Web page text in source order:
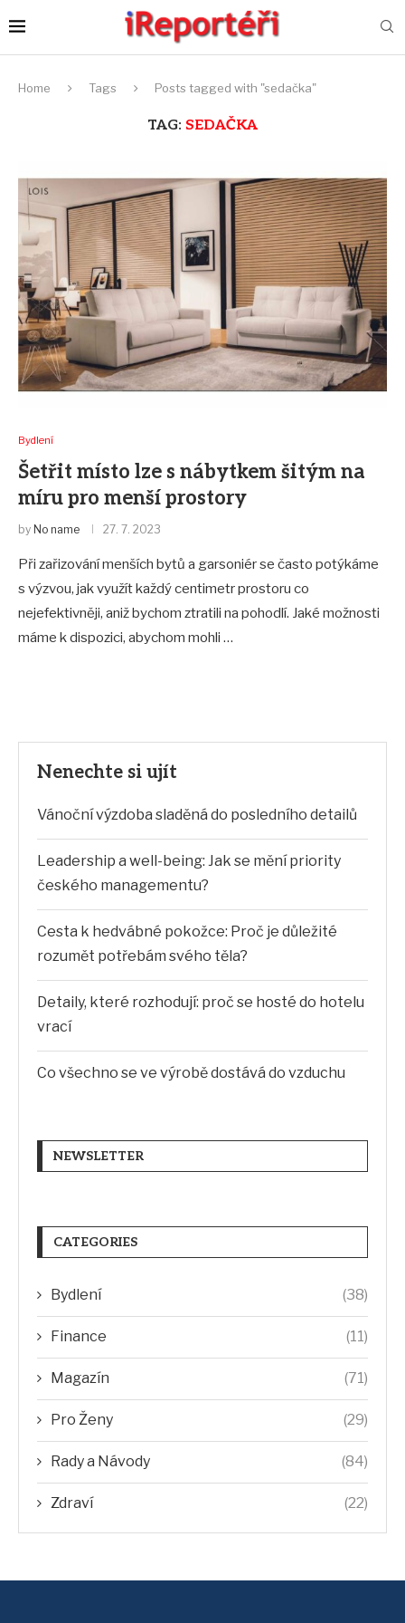
Home Tags Posts tagged with "sedačka"
TAG: SEDAČKA
Bydlení
Šetřit místo lze s nábytkem šitým na
míru pro menší prostory
by No name 27. 7. 2023
Při zařizování menších bytů a garsoniér se často potýkáme
s výzvou, jak využít každý centimetr prostoru co
nejefektivněji, aniž bychom ztratili na pohodlí. Jaké možnosti
máme k dispozici, abychom mohli …
Nenechte si ujít
Vánoční výzdoba sladěná do posledního detailů
Leadership a well-being: Jak se mění priority
českého managementu?
Cesta k hedvábné pokožce: Proč je důležité
rozumět potřebám svého těla?
Detaily, které rozhodují: proč se hosté do hotelu
vrací
Co všechno se ve výrobě dostává do vzduchu
NEWSLETTER
CATEGORIES
Bydlení (38)
Finance (11)
Magazín (71)
Pro Ženy (29)
Rady a Návody (84)
Zdraví (22)